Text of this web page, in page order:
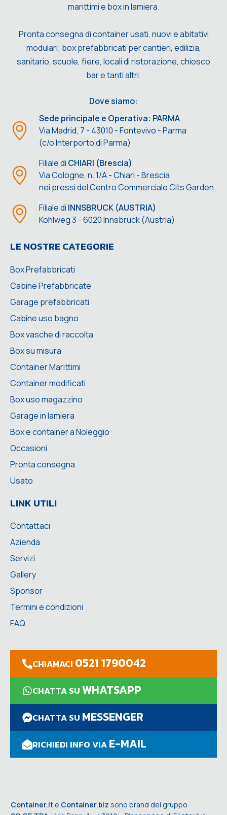
marittimi e box in lamiera.
Pronta consegna di container usati, nuovi e abitativi
modulari; box prefabbricati per cantieri, edilizia,
sanitario, scuole, fiere, locali di ristorazione, chiosco
bar e tanti altri.
Dove siamo:
Sede principale e Operativa: PARMA
Via Madrid, 7 - 43010 - Fontevivo - Parma
(c/o Interporto di Parma)
Filiale di CHIARI (Brescia)
Via Cologne, n. 1/A - Chiari - Brescia
nei pressi del Centro Commerciale Cits Garden
Filiale di INNSBRUCK (AUSTRIA)
Kohlweg 3 - 6020 Innsbruck (Austria)
LE NOSTRE CATEGORIE
Box Prefabbricati
Cabine Prefabbricate
Garage prefabbricati
Cabine uso bagno
Box vasche di raccolta
Box su misura
Container Marittimi
Container modificati
Box uso magazzino
Garage in lamiera
Box e container a Noleggio
Occasioni
Pronta consegna
Usato
LINK UTILI
Contattaci
Azienda
Servizi
Gallery
Sponsor
Termini e condizioni
FAQ
CHIAMACI 0521 1790042
CHATTA SUWHATSAPP
CHATTA SU MESSENGER
RICHIEDI INFO VIAE-MAIL
Container.it e Container.biz sono brand del gruppo